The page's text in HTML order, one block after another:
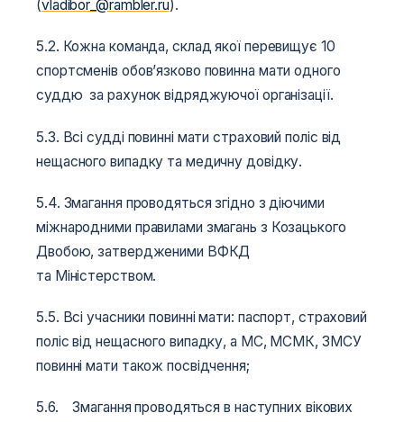
(vladibor_@rambler.ru).
5.2. Кожна команда, склад якої перевищує 10
спортсменів обов’язково повинна мати одного
суддю за рахунок відряджуючої організації.
5.3. Всі судді повинні мати страховий поліс від
нещасного випадку та медичну довідку.
5.4. Змагання проводяться згідно з діючими
міжнародними правилами змагань з Козацького
Двобою, затвердженими ВФКД
та Міністерством.
5.5. Всі учасники повинні мати: паспорт, страховий
поліс від нещасного випадку, а МС, МСМК, ЗМСУ
повинні мати також посвідчення;
5.6. Змагання проводяться в наступних вікових